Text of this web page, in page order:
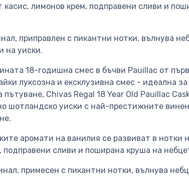
лимонов крем, подправени сливи и
приправлен с пикантни нотки, вълнува
на уиски.
18-годишна смес в бъчви Pauillac от
луксозна и ексклузивна смес - идеална
пътуване, Chivas Regal 18 Year Old Pauillac
шотландско уиски с най-престижните
аромати на ванилия се развиват в нотки
подправени сливи и поширана круша на
примесен с пикантни нотки, вълнува